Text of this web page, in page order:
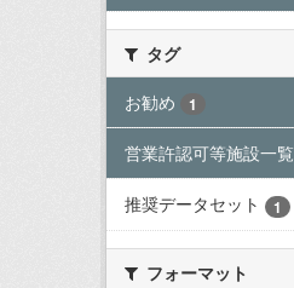
タグ
お勧め
1
営業許認可等施設一覧
推奨データセット 1
フォーマット